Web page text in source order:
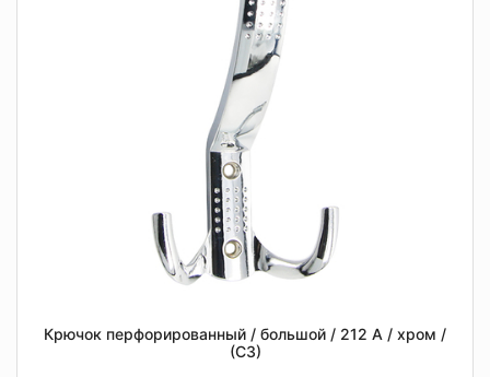
Крючок перфорированный / большой / 212 А / хром /
(СЗ)